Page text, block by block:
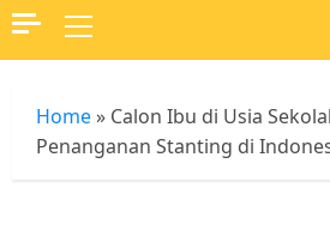
Primary
Menu
Home » Calon Ibu di Usia
Penanganan Stanting di